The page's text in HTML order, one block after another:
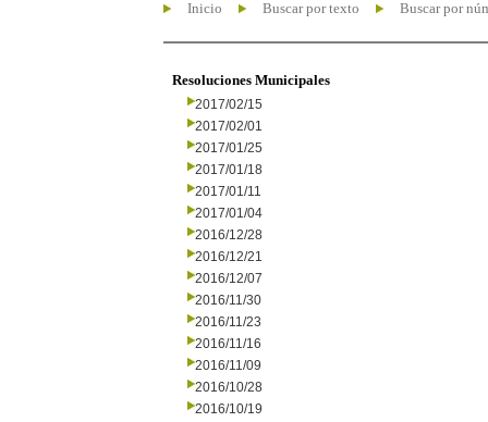
Inicio Buscar por texto Buscar por
Resoluciones Municipales
2017/02/15
2017/02/01
2017/01/25
2017/01/18
2017/01/11
2017/01/04
2016/12/28
2016/12/21
2016/12/07
2016/11/30
2016/11/23
2016/11/16
2016/11/09
2016/10/28
2016/10/19